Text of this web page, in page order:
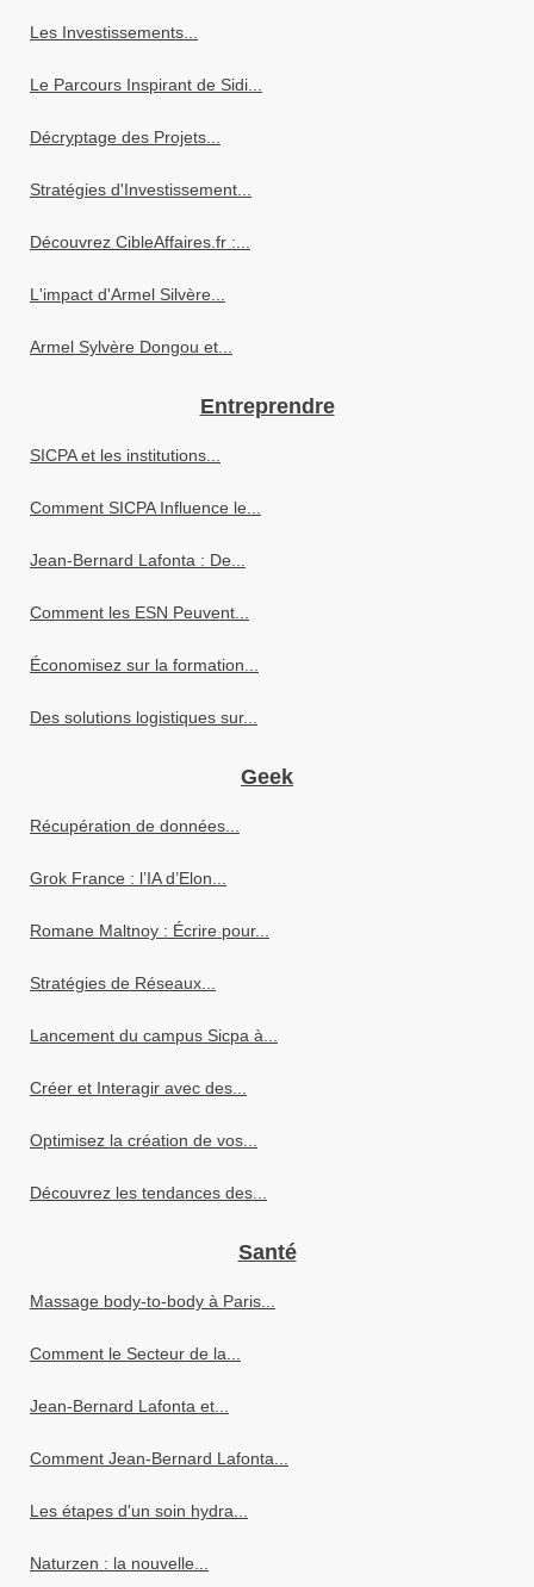
Les Investissements...
Le Parcours Inspirant de Sidi...
Décryptage des Projets...
Stratégies d'Investissement...
Découvrez CibleAffaires.fr :...
L'impact d'Armel Silvère...
Armel Sylvère Dongou et...
Entreprendre
SICPA et les institutions...
Comment SICPA Influence le...
Jean-Bernard Lafonta : De...
Comment les ESN Peuvent...
Économisez sur la formation...
Des solutions logistiques sur...
Geek
Récupération de données...
Grok France : l’IA d’Elon...
Romane Maltnoy : Écrire pour...
Stratégies de Réseaux...
Lancement du campus Sicpa à...
Créer et Interagir avec des...
Optimisez la création de vos...
Découvrez les tendances des...
Santé
Massage body-to-body à Paris...
Comment le Secteur de la...
Jean-Bernard Lafonta et...
Comment Jean-Bernard Lafonta...
Les étapes d'un soin hydra...
Naturzen : la nouvelle...